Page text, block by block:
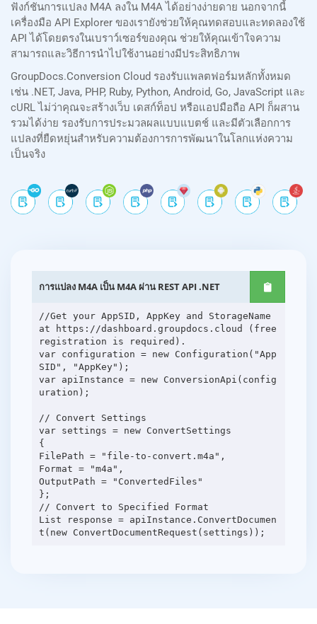
ฟังก์ชันการแปลง M4A ลงใน M4A ได้อย่างง่ายดาย นอกจากนี้
เครื่องมือ API Explorer ของเรายังช่วยให้คุณทดสอบและทดลองใช้
API ได้โดยตรงในเบราว์เซอร์ของคุณ ช่วยให้คุณเข้าใจความ
สามารถและวิธีการนำไปใช้งานอย่างมีประสิทธิภาพ
GroupDocs.Conversion Cloud รองรับแพลตฟอร์มหลักทั้งหมด
เช่น .NET, Java, PHP, Ruby, Python, Android, Go, JavaScript และ
cURL ไม่ว่าคุณจะสร้างเว็บ เดสก์ท็อป หรือแอปมือถือ API ก็ผสาน
รวมได้ง่าย รองรับการประมวลผลแบบแบตช์ และมีตัวเลือกการ
แปลงที่ยืดหยุ่นสำหรับความต้องการการพัฒนาในโลกแห่งความ
เป็นจริง
การแปลง M4A เป็น M4A ผ่าน REST API .NET
//Get your AppSID, AppKey and StorageName
at https://dashboard.groupdocs.cloud (free
registration is required).
var configuration = new Configuration("App
SID", "AppKey");
var apiInstance = new ConversionApi(config
uration);
// Convert Settings
var settings = new ConvertSettings
{
FilePath = "file-to-convert.m4a",
Format = "m4a",
OutputPath = "ConvertedFiles"
};
// Convert to Specified Format
List response = apiInstance.ConvertDocumen